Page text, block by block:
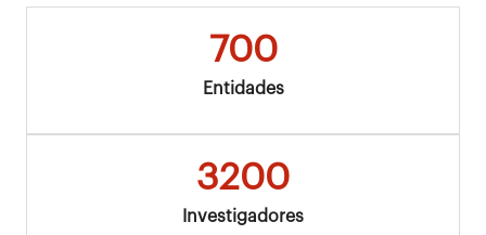
700
Entidades
3200
Investigadores